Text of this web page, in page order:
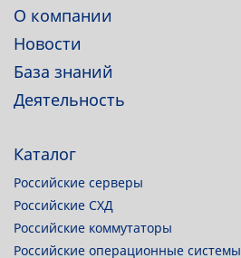
О компании
Новости
База знаний
Деятельность
Каталог
Российские серверы
Российские СХД
Российские коммутаторы
Российские операционные системы